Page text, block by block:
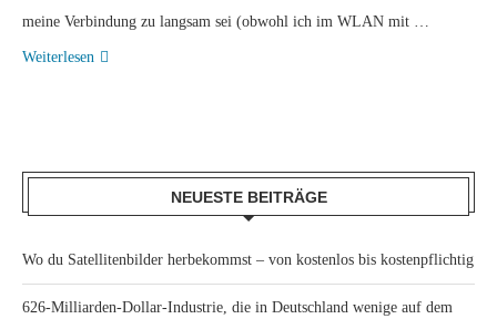
meine Verbindung zu langsam sei (obwohl ich im WLAN mit …
Weiterlesen
NEUESTE BEITRÄGE
Wo du Satellitenbilder herbekommst – von kostenlos bis kostenpflichtig
626-Milliarden-Dollar-Industrie, die in Deutschland wenige auf dem